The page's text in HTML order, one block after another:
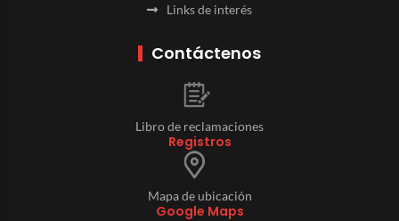
Links de interés
Contáctenos
Libro de reclamaciones
Registros
Mapa de ubicación
Google Maps